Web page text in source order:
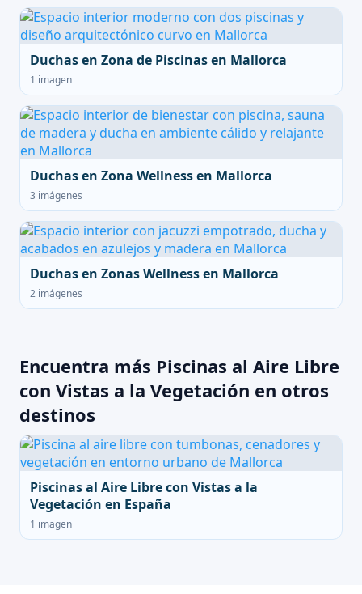
Duchas en Zona de Piscinas en Mallorca
1 imagen
Duchas en Zona Wellness en Mallorca
3 imágenes
Duchas en Zonas Wellness en Mallorca
2 imágenes
Encuentra más Piscinas al Aire Libre
con Vistas a la Vegetación en otros
destinos
Piscinas al Aire Libre con Vistas a la
Vegetación en España
1 imagen